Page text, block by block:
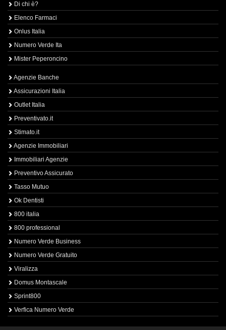
Di chi è?
Elenco Farmaci
Onlus Italia
Numero Verde Ita
Mister Peperoncino
Agenzie Banche
Assicurazioni Italia
Outlet Italia
Preventivato.it
Stimato.it
Agenzie Immobiliari
Immobiliari Agenzie
Preventivo Assicurato
Tasso Mutuo
Ok Dentisti
800 italia
800 professional
Numero Verde Business
Numero Verde Gratuito
Viralizza
Domus Montascale
Sprint800
Verfica Numero Verde